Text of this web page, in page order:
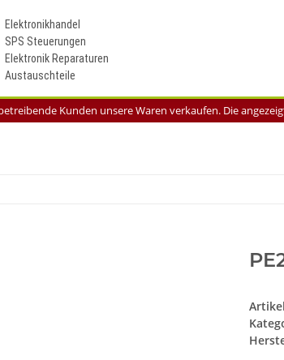
Elektronikhandel
SPS Steuerungen
Elektronik Reparaturen
Austauschteile
Kunden unsere Waren verkaufen. Die